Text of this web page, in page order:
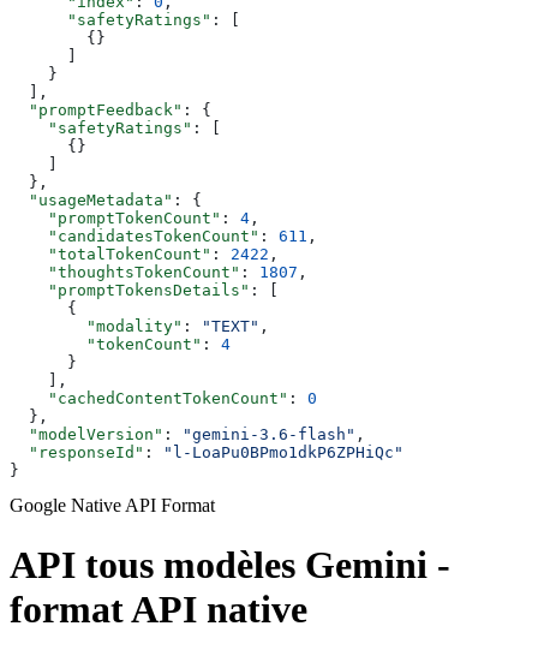
      "safetyRatings"
: [
        {}
    }
  ],
  "promptFeedback"
: {
    "safetyRatings"
: [
      {}
  },
  "usageMetadata"
: {
    "promptTokenCount"
: 4 ,
    "candidatesTokenCount"
: 611 ,
    "totalTokenCount"
: 2422 ,
    "thoughtsTokenCount"
: 1807 ,
    "promptTokensDetails"
: [
      {
        "modality"
: "TEXT" ,
        "tokenCount"
: 4
      }
    ],
    "cachedContentTokenCount"
: 0
  },
  "modelVersion"
: "gemini-3.6-flash" ,
  "responseId"
:
"l-LoaPu0BPmo1dkP6ZPHiQc"
}
Google Native API Format
API tous modèles Gemini -
format API native